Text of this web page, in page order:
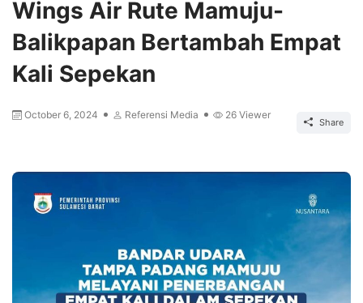
Wings Air Rute Mamuju-
Balikpapan Bertambah Empat
Kali Sepekan
October 6, 2024 Referensi Media 26 Viewer
Share